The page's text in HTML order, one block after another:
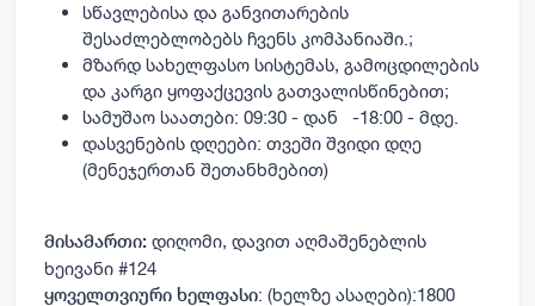
სწავლებისა და განვითარების
შესაძლებლობებს ჩვენს კომპანიაში.;
მზარდ სახელფასო სისტემას, გამოცდილების
და კარგი ყოფაქცევის გათვალისწინებით;
სამუშაო საათები: 09:30 - დან -18:00 - მდე.
დასვენების დღეები: თვეში შვიდი დღე
(მენეჯერთან შეთანხმებით)
მისამართი: დიღომი, დავით აღმაშენებლის
ხეივანი #124
ყოველთვიური ხელფასი: (ხელზე ასაღები):1800